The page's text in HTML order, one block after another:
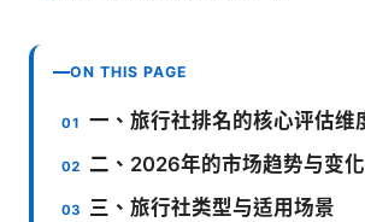
ON THIS PAGE
一、旅行社排名的核心评估维
二、2026年的市场趋势与变化
三、旅行社类型与适用场景